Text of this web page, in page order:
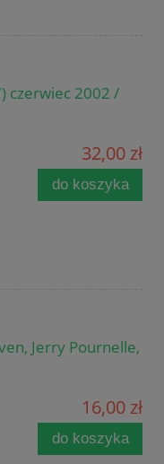
czerwiec 2002 /
32,00 zł
do koszyka
Jerry Pournelle,
16,00 zł
do koszyka